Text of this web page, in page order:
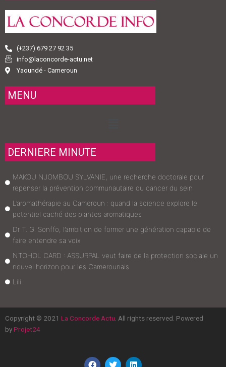
(+237) 679 27 92 35
info@laconcorde-actu.net
Yaoundé - Cameroun
MENU
DERNIERE MINUTE
MAKOU NJOMBOU SYLVANIE, une recherche doctorale pour
repenser la prévention communautaire du cancer du sein
L’aromathérapie au Cameroun : quand la science explore le
potentiel caché des plantes aromatiques
Dr T. G. Sonffo, l’ambition de former une génération capable de
faire entendre sa voix
NTOHOL CARD : ASSURPAL veut faire de la protection sociale un
nouvel horizon pour les Camerounais
Lili
Copyright © 2021 La Concorde Actu . All rights reserved. Powered
byProjet24
F
T
L